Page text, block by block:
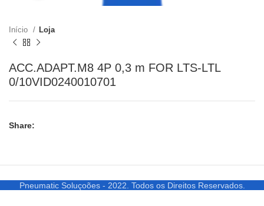
Início Loja
ACC.ADAPT.M8 4P 0,3 m FOR LTS-LTL
0/10VID0240010701
Share:
Pneumatic Soluçoões - 2022. Todos os Direitos Reservados.